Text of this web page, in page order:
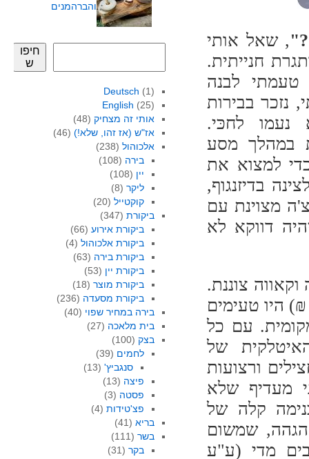
, שאל אותי
חנייתית.
לבנה
נזכר בבירות
נעמו לחכּי.
במהלך מסע
למצוא את
בדיזנגוף,
מצוינת עם
דווקא לא
צוננת.
משומרים מאיטליה עם פרמיג'אנו (17 ₪) היו טעימים
עם כל
של
והחצילים ורצועות
מעדיף שלא
קלה של
שמשום
מדי (ע"ע
והברהמנים
חיפו
ש
Deutsch (1)
English (25)
אותי זה מצחיק(48)
אז"ש (אז זהו, שלא!)(46)
אלכוהול(238)
בירה (108)
יין (108)
ליקר (8)
קוקטייל (20)
ביקורת(347)
ביקורת אירוע (66)
ביקורת אלכוהול (4)
ביקורת בירה (63)
ביקורת יין (53)
ביקורת מוצר (18)
ביקורת מסעדה (236)
בירה במחיר שפוי (40)
בית מלאכה (27)
בצק(100)
לחמים (39)
סנגביץ'(13)
פיצה (13)
פסטה (3)
פצ'טידות (4)
בריא(41)
בשר(111)
בקר (31)